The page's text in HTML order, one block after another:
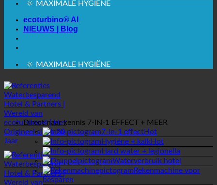
🔆 MAXIMALE HYGIËNE
BESPARING. DUURZAAM.
KWALITEIT + VERTROUWEN + GARANTIE |
ecoturbino® AI
NIEUWS | Blog
🔆 MAXIMALE HYGIËNE
BESPARING. DUURZAAM.
KWALITEIT + VERTROUWEN + GARANTIE |
WERELDWIJD IN GEBRUIK
Direct naar kennis7-IN-1 EFFECT + MEER
7-in-1 effect
Hygiëne + kalk
Hard water + legionella
Waterverbruik hotel